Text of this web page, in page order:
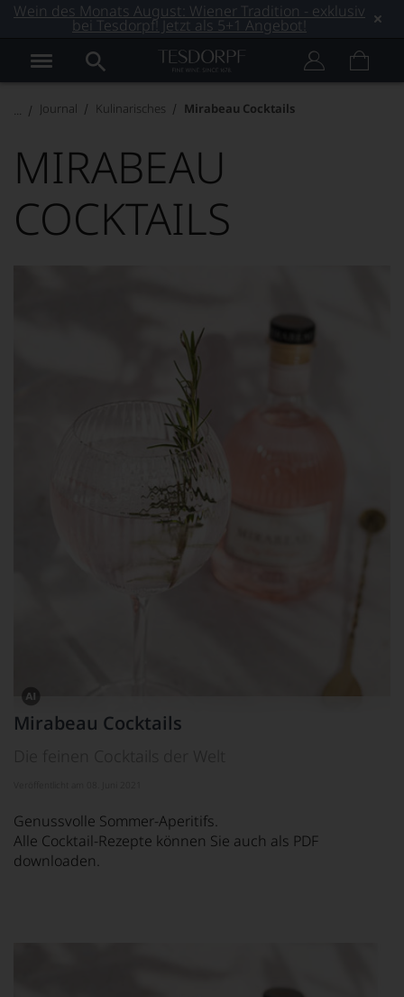
Wein des Monats August: Wiener Tradition - exklusiv
bei Tesdorpf! Jetzt als 5+1 Angebot!
Journal Kulinarisches Mirabeau Cocktails
MIRABEAU
COCKTAILS
Dieses
Bild
Mirabeau Cocktails
Genussvolle Sommer-Aperitifs.
Alle Cocktail-Rezepte können Sie auch als PDF
downloaden.